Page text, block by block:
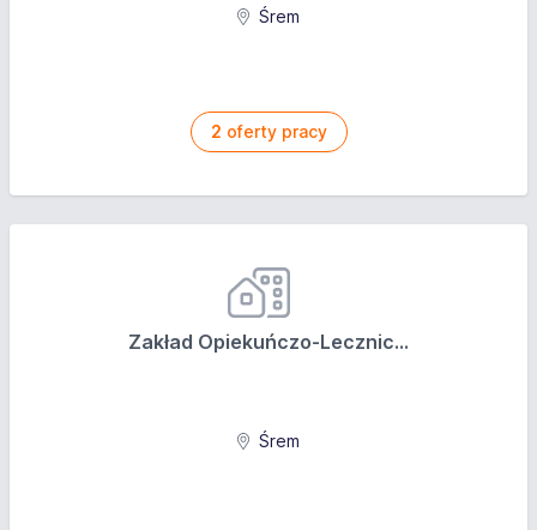
Śrem
2 oferty pracy
Zakład Opiekuńczo-Lecznic...
Śrem